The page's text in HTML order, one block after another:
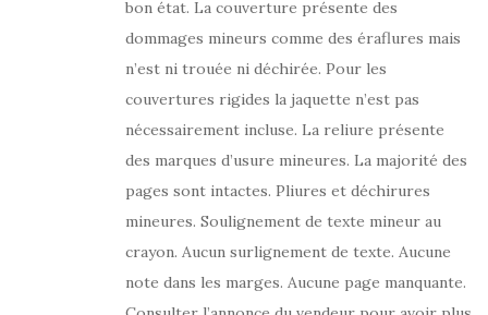
bon état. La couverture présente des
dommages mineurs comme des éraflures mais
n’est ni trouée ni déchirée. Pour les
couvertures rigides la jaquette n’est pas
nécessairement incluse. La reliure présente
des marques d’usure mineures. La majorité des
pages sont intactes. Pliures et déchirures
mineures. Soulignement de texte mineur au
crayon. Aucun surlignement de texte. Aucune
note dans les marges. Aucune page manquante.